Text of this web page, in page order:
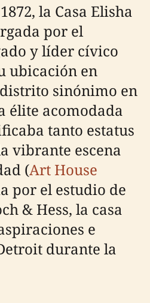
la Casa Elisha
por el
y líder cívico
ubicación en
sinónimo en
élite acomodada
tanto estatus
vibrante escena
(Art House
por el estudio de
& Hess, la casa
e
durante la